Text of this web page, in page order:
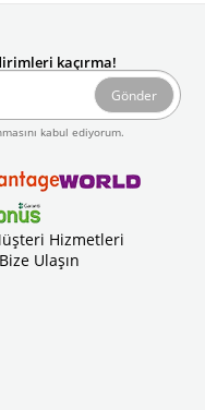
kaçırma!
Gönder
kabul ediyorum.
Hizmetleri
Ulaşın